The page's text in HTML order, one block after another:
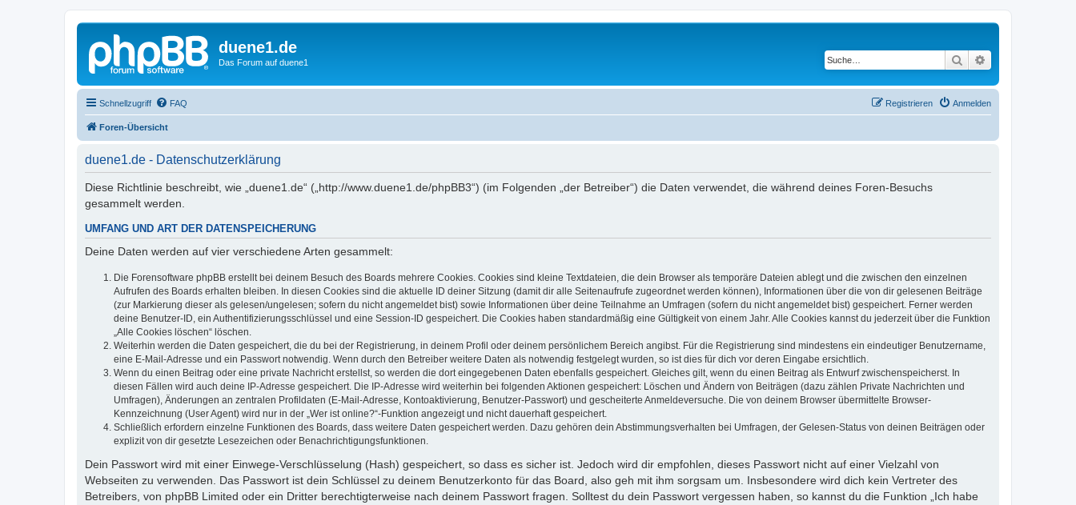
duene1.de
Das Forum auf duene1 Suche
Schnellzugriff FAQ Anmelden
Registrieren
Foren-Übersicht
duene1.de - Datenschutzerklärung
Diese Richtlinie beschreibt, wie „duene1.de“ („http://www.duene1.de/phpBB3“) (im Folgenden „der Betreiber“) die Daten verwendet, die während deines Foren-Besuchs
gesammelt werden.
UMFANG UND ART DER DATENSPEICHERUNG
Deine Daten werden auf vier verschiedene Arten gesammelt:
Die Forensoftware phpBB erstellt bei deinem Besuch des Boards mehrere Cookies. Cookies sind kleine Textdateien, die dein Browser als temporäre Dateien ablegt und die zwischen den einzelnen
Aufrufen des Boards erhalten bleiben. In diesen Cookies sind die aktuelle ID deiner Sitzung (damit dir alle Seitenaufrufe zugeordnet werden können), Informationen über die von dir gelesenen Beiträge
(zur Markierung dieser als gelesen/ungelesen; sofern du nicht angemeldet bist) sowie Informationen über deine Teilnahme an Umfragen (sofern du nicht angemeldet bist) gespeichert. Ferner werden
deine Benutzer-ID, ein Authentifizierungsschlüssel und eine Session-ID gespeichert. Die Cookies haben standardmäßig eine Gültigkeit von einem Jahr. Alle Cookies kannst du jederzeit über die Funktion
„Alle Cookies löschen“ löschen.
Weiterhin werden die Daten gespeichert, die du bei der Registrierung, in deinem Profil oder deinem persönlichem Bereich angibst. Für die Registrierung sind mindestens ein eindeutiger Benutzername,
eine E-Mail-Adresse und ein Passwort notwendig. Wenn durch den Betreiber weitere Daten als notwendig festgelegt wurden, so ist dies für dich vor deren Eingabe ersichtlich.
Wenn du einen Beitrag oder eine private Nachricht erstellst, so werden die dort eingegebenen Daten ebenfalls gespeichert. Gleiches gilt, wenn du einen Beitrag als Entwurf zwischenspeicherst. In
diesen Fällen wird auch deine IP-Adresse gespeichert. Die IP-Adresse wird weiterhin bei folgenden Aktionen gespeichert: Löschen und Ändern von Beiträgen (dazu zählen Private Nachrichten und
Umfragen), Änderungen an zentralen Profildaten (E-Mail-Adresse, Kontoaktivierung, Benutzer-Passwort) und gescheiterte Anmeldeversuche. Die von deinem Browser übermittelte Browser-
Kennzeichnung (User Agent) wird nur in der „Wer ist online?“-Funktion angezeigt und nicht dauerhaft gespeichert.
Schließlich erfordern einzelne Funktionen des Boards, dass weitere Daten gespeichert werden. Dazu gehören dein Abstimmungsverhalten bei Umfragen, der Gelesen-Status von deinen Beiträgen oder
explizit von dir gesetzte Lesezeichen oder Benachrichtigungsfunktionen.
Dein Passwort wird mit einer Einwege-Verschlüsselung (Hash) gespeichert, so dass es sicher ist. Jedoch wird dir empfohlen, dieses Passwort nicht auf einer Vielzahl von
Webseiten zu verwenden. Das Passwort ist dein Schlüssel zu deinem Benutzerkonto für das Board, also geh mit ihm sorgsam um. Insbesondere wird dich kein Vertreter des
Betreibers, von phpBB Limited oder ein Dritter berechtigterweise nach deinem Passwort fragen. Solltest du dein Passwort vergessen haben, so kannst du die Funktion „Ich habe